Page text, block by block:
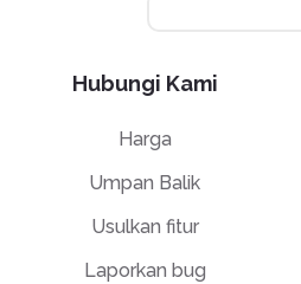
Hubungi Kami
Harga
Umpan Balik
Usulkan fitur
Laporkan bug